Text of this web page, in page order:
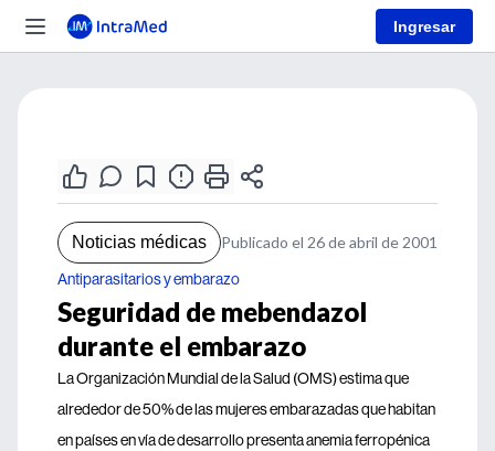
Ingresar
Noticias médicas Publicado el 26 de abril de 2001
Antiparasitarios y embarazo
Seguridad de mebendazol
durante el embarazo
La Organización Mundial de la Salud (OMS) estima que
alrededor de 50% de las mujeres embarazadas que habitan
en países en vía de desarrollo presenta anemia ferropénica